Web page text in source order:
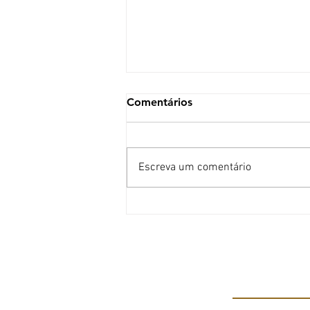
Comentários
Escreva um comentário